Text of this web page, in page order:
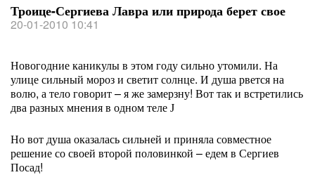
Троице-Сергиева Лавра или природа берет свое
20-01-2010 10:41
Новогодние каникулы в этом году сильно утомили. На
улице сильный мороз и светит солнце. И душа рвется на
волю, а тело говорит – я же замерзну! Вот так и встретились
два разных мнения в одном теле J
Но вот душа оказалась сильней и приняла совместное
решение со своей второй половинкой – едем в Сергиев
Посад!